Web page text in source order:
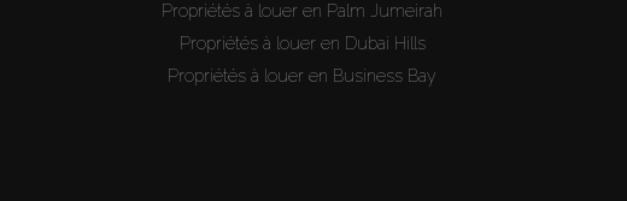
Propriétés à louer en Palm Jumeirah
Propriétés à louer en Dubai Hills
Propriétés à louer en Business Bay